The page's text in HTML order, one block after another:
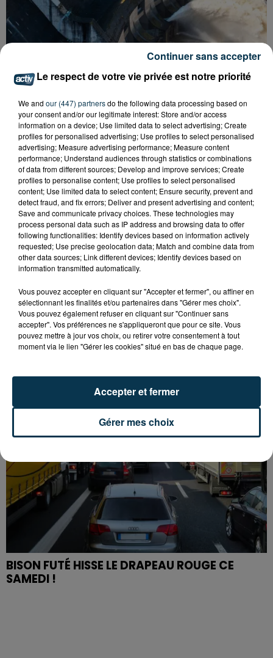
ARRÊTÉ POUR LES ACTIVITÉS DE...
L’ASSE RÉDUIT FACE À SOCHAUX, UNE
PREMIÈRE VICTOIRE POUR NOS VERTS ?
BISON FUTÉ HISSE LE DRAPEAU ROUGE CE
SAMEDI !
Le respect de votre vie privée est notre priorité
We and our (447) partnersdo the following data processing based on
your consent and/or our legitimate interest: Store and/or access
information on a device; Use limited data to select advertising; Create
profiles for personalised advertising; Use profiles to select personalised
advertising; Measure advertising performance; Measure content
performance; Understand audiences through statistics or combinations
of data from different sources; Develop and improve services; Create
profiles to personalise content; Use profiles to select personalised
content; Use limited data to select content; Ensure security, prevent and
detect fraud, and fix errors; Deliver and present advertising and content;
Save and communicate privacy choices. These technologies may
process personal data such as IP address and browsing data to offer
following functionalities: Identify devices based on information actively
requested; Use precise geolocation data; Match and combine data from
other data sources; Link different devices; Identify devices based on
information transmitted automatically.
Vous pouvez accepter en cliquant sur "Accepter et fermer", ou affiner en
sélectionnant les finalités et/ou partenaires dans "Gérer mes choix".
Vous pouvez également refuser en cliquant sur "Continuer sans
accepter". Vos préférences ne s'appliqueront que pour ce site. Vous
pouvez mettre à jour vos choix, ou retirer votre consentement à tout
moment via le lien "Gérer les cookies" situé en bas de chaque page.
Gérer mes choix
Accepter et fermer
Continuer sans accepter